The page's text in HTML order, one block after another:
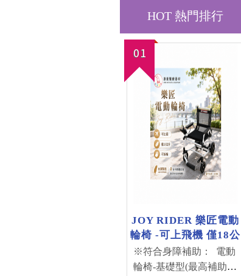
HOT 熱門排行
01
JOY RIDER 樂匠電動
輪椅 -可上飛機 僅18公
斤
※符合身障補助： 電動
輪椅-基礎型(最高補助